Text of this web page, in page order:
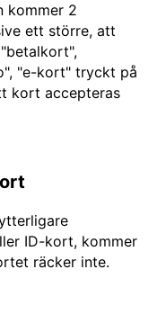
kommer 2
ett större, att
"e-kort" tryckt på
kort accepteras
ID-kort, kommer
räcker inte.